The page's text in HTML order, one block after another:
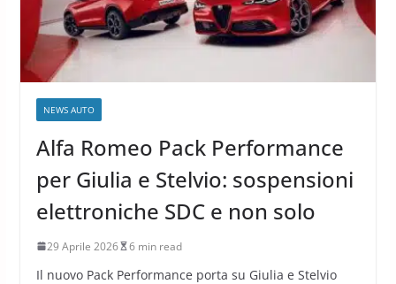
NEWS AUTO
Alfa Romeo Pack Performance
per Giulia e Stelvio: sospensioni
elettroniche SDC e non solo
29 Aprile 2026 6 min read
Il nuovo Pack Performance porta su Giulia e Stelvio